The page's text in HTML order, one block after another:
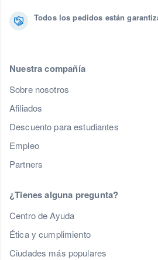
Todos los pedidos están
Nuestra compañía
Sobre nosotros
Afiliados
Descuento para estudiantes
Empleo
Partners
¿Tienes alguna pregunta?
Centro de Ayuda
Ética y cumplimiento
Ciudades más populares